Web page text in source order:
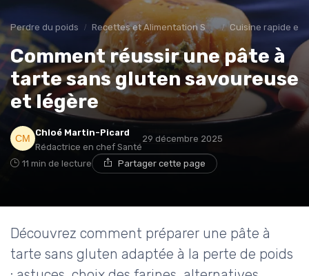
Perdre du poids Recettes et Alimentation Saine Cuisine rapide et
Comment réussir une pâte à
tarte sans gluten savoureuse
et légère
Chloé Martin-Picard
Rédactrice en chef Santé
29 décembre 2025
11 min de lecture Partager cette page
Découvrez comment préparer une pâte à
tarte sans gluten adaptée à la perte de poids